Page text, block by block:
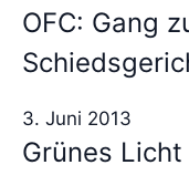
OFC: Gang
3. Juni 2013
Grünes